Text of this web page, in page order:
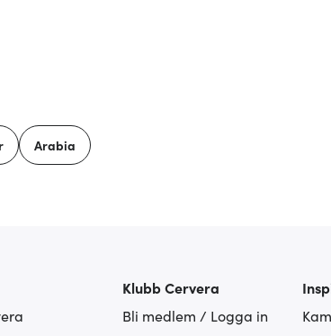
Arabia
Klubb Cervera
Bli medlem / Logga in